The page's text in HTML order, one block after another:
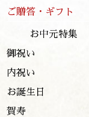
ご贈答・ギフト
お中元特集
御祝い
内祝い
お誕生日
賀寿